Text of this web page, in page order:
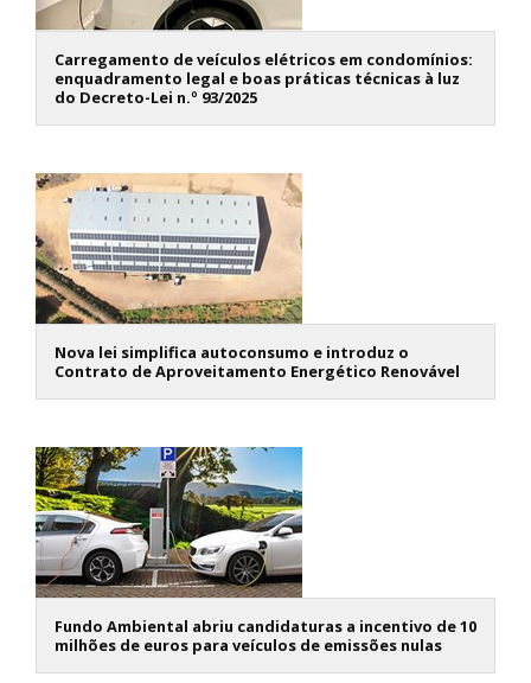
Carregamento de veículos elétricos em condomínios:
enquadramento legal e boas práticas técnicas à luz
do Decreto-Lei n.º 93/2025
Nova lei simplifica autoconsumo e introduz o
Contrato de Aproveitamento Energético Renovável
Fundo Ambiental abriu candidaturas a incentivo de 10
milhões de euros para veículos de emissões nulas